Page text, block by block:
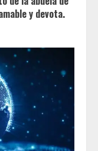
y devota.